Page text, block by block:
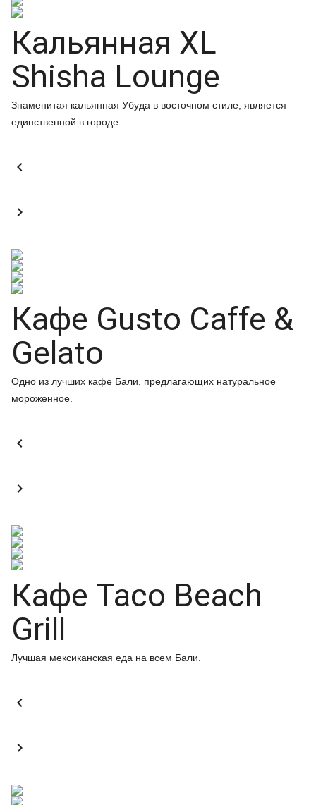
Кальянная XL
Shisha Lounge
Знаменитая кальянная Убуда в восточном стиле, является
единственной в городе.


Кафе Gusto Caffe &
Gelato
Одно из лучших кафе Бали, предлагающих натуральное
мороженное.


Кафе Taco Beach
Grill
Лучшая мексиканская еда на всем Бали.

